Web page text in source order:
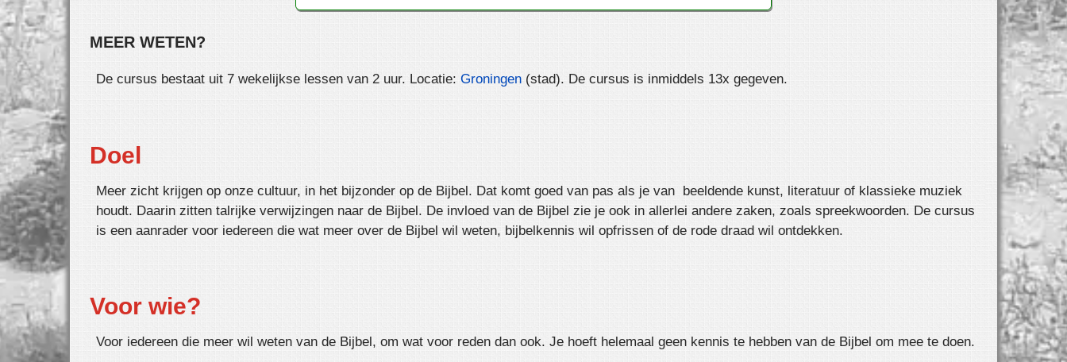
MEER WETEN?
De cursus bestaat uit 7 wekelijkse lessen van 2 uur. Locatie: Groningen (stad). De cursus is inmiddels 13x gegeven.
Doel
Meer zicht krijgen op onze cultuur, in het bijzonder op de Bijbel. Dat komt goed van pas als je van beeldende kunst, literatuur of klassieke muziek
houdt. Daarin zitten talrijke verwijzingen naar de Bijbel. De invloed van de Bijbel zie je ook in allerlei andere zaken, zoals spreekwoorden. De cursus
is een aanrader voor iedereen die wat meer over de Bijbel wil weten, bijbelkennis wil opfrissen of de rode draad wil ontdekken.
Voor wie?
Voor iedereen die meer wil weten van de Bijbel, om wat voor reden dan ook. Je hoeft helemaal geen kennis te hebben van de Bijbel om mee te doen.